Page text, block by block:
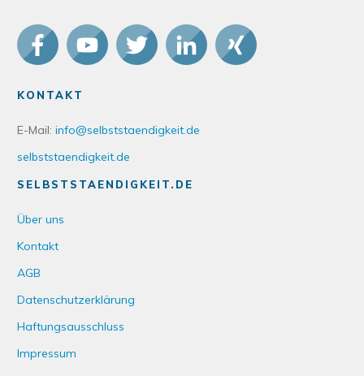
KONTAKT
E-Mail: info@selbststaendigkeit.de
selbststaendigkeit.de
SELBSTSTAENDIGKEIT.DE
Über uns
Kontakt
AGB
Datenschutzerklärung
Haftungsausschluss
Impressum